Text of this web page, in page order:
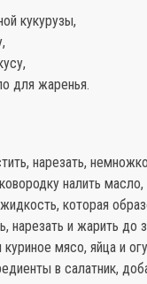
кукурузы,
для жаренья.
нарезать,
налить
которая
нарезать и жарить до
куриное мясо, яйца и
в салатник,